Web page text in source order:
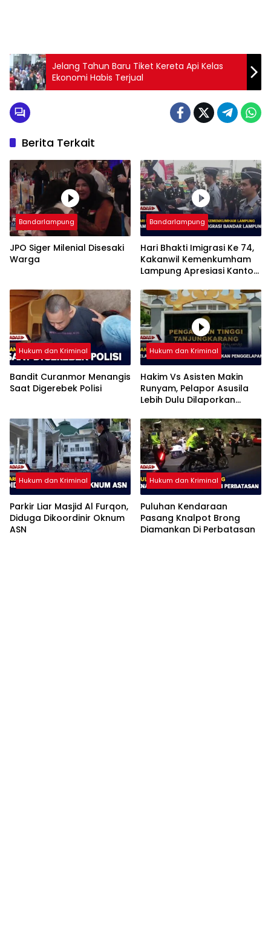
Jelang Tahun Baru Tiket Kereta Api Kelas
Ekonomi Habis Terjual
Berita Terkait
Bandarlampung
JPO Siger Milenial Disesaki
Warga
Bandarlampung
Hari Bhakti Imigrasi Ke 74,
Kakanwil Kemenkumham
Lampung Apresiasi Kantor
Hukum dan Kriminal
Bandit Curanmor Menangis
Saat Digerebek Polisi
Hukum dan Kriminal
Hakim Vs Asisten Makin
Runyam, Pelapor Asusila
Lebih Dulu Dilaporkan
Hukum dan Kriminal
Parkir Liar Masjid Al Furqon,
Diduga Dikoordinir Oknum
ASN
Hukum dan Kriminal
Puluhan Kendaraan
Pasang Knalpot Brong
Diamankan Di Perbatasan